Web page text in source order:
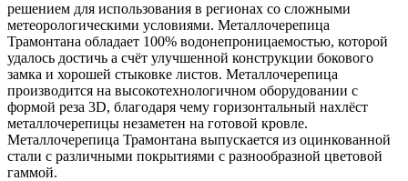
решением для использования в регионах со сложными
метеорологическими условиями. Металлочерепица
Трамонтана обладает 100% водонепроницаемостью, которой
удалось достичь а счёт улучшенной конструкции бокового
замка и хорошей стыковке листов. Металлочерепица
производится на высокотехнологичном оборудовании с
формой реза 3D, благодаря чему горизонтальный нахлёст
металлочерепицы незаметен на готовой кровле.
Металлочерепица Трамонтана выпускается из оцинкованной
стали с различными покрытиями с разнообразной цветовой
гаммой.